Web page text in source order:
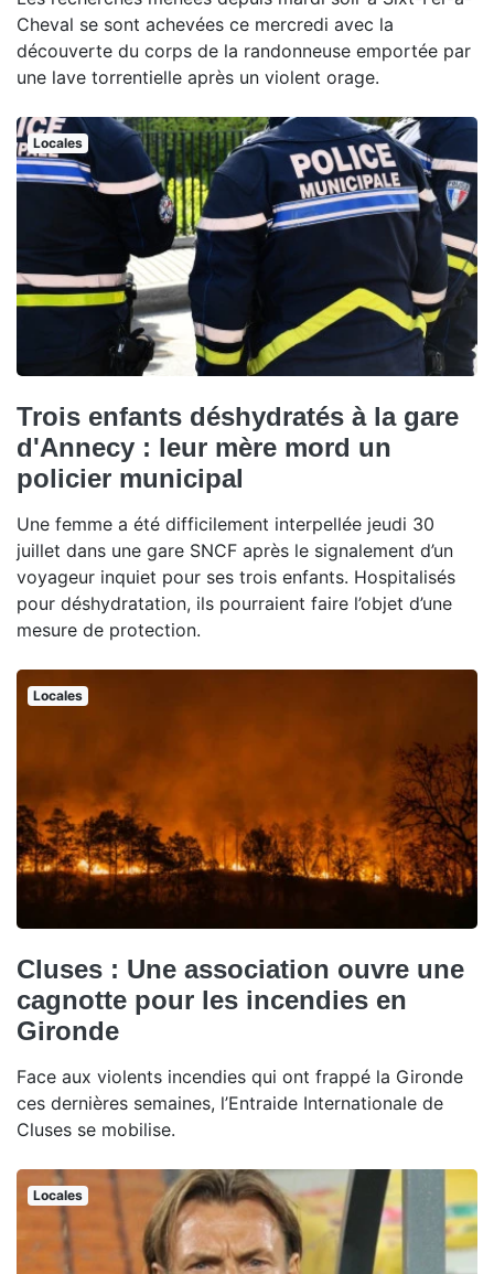
Cheval se sont achevées ce mercredi avec la
découverte du corps de la randonneuse emportée par
une lave torrentielle après un violent orage.
Locales
Trois enfants déshydratés à la gare
d'Annecy : leur mère mord un
policier municipal
Une femme a été difficilement interpellée jeudi 30
juillet dans une gare SNCF après le signalement d’un
voyageur inquiet pour ses trois enfants. Hospitalisés
pour déshydratation, ils pourraient faire l’objet d’une
mesure de protection.
Locales
Cluses : Une association ouvre une
cagnotte pour les incendies en
Gironde
Face aux violents incendies qui ont frappé la Gironde
ces dernières semaines, l’Entraide Internationale de
Cluses se mobilise.
Locales